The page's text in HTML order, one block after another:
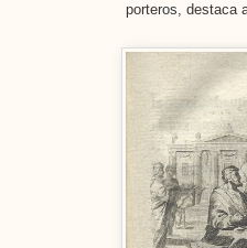
porteros, destaca